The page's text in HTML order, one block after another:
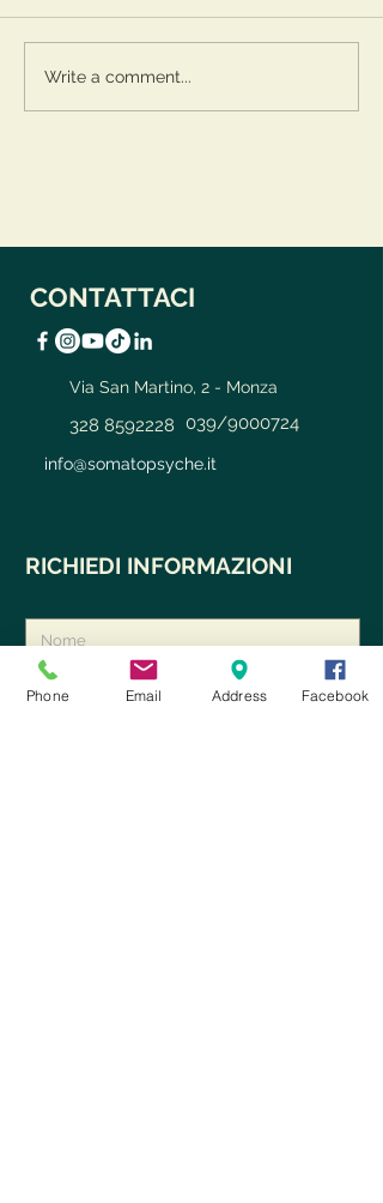
Write a comment...
CONTATTACI
Via San Martino, 2 - Monza
328 8592228 039/9000724
info@somatopsyche.it
RICHIEDI INFORMAZIONI
Phone Email Address Facebook